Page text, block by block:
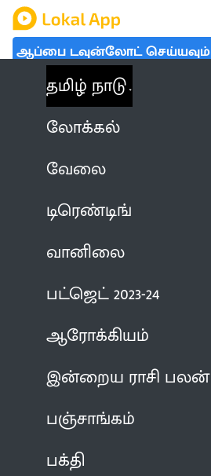
ஆப்பை டவுன்லோட் செய்யவும்
தமிழ் நாடு
லோக்கல்
வேலை
டிரெண்டிங்
வானிலை
பட்ஜெட் 2023-24
ஆரோக்கியம்
இன்றைய ராசி பலன்
பஞ்சாங்கம்
பக்தி